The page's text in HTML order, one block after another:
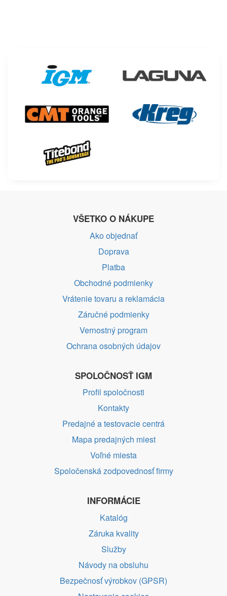
VŠETKO O NÁKUPE
Ako objednať
Doprava
Platba
Obchodné podmienky
Vrátenie tovaru a reklamácia
Záručné podmienky
Vernostný program
Ochrana osobných údajov
SPOLOČNOSŤ IGM
Profil spoločnosti
Kontakty
Predajné a testovacie centrá
Mapa predajných miest
Voľné miesta
Spoločenská zodpovednosť firmy
INFORMÁCIE
Katalóg
Záruka kvality
Služby
Návody na obsluhu
Bezpečnosť výrobkov (GPSR)